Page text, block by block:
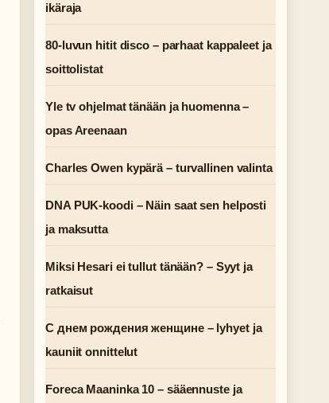
ikäraja
80-luvun hitit disco – parhaat kappaleet ja
soittolistat
Yle tv ohjelmat tänään ja huomenna –
opas Areenaan
Charles Owen kypärä – turvallinen valinta
DNA PUK-koodi – Näin saat sen helposti
ja maksutta
Miksi Hesari ei tullut tänään? – Syyt ja
ratkaisut
С днем рождения женщине – lyhyet ja
kauniit onnittelut
Foreca Maaninka 10 – sääennuste ja